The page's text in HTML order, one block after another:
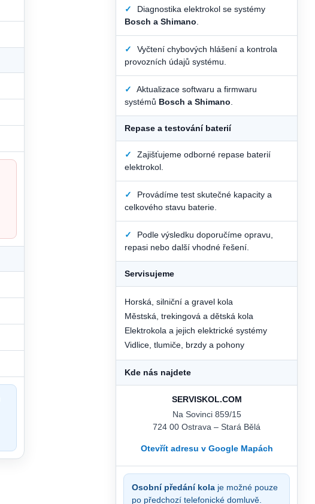
✓
Diagnostika elektrokol se systémy
Bosch a Shimano
✓
Vyčtení chybových hlášení a kontrola
provozních údajů systému.
✓
Aktualizace softwaru a firmwaru
systémů Bosch a Shimano
Repase a testování baterií
✓
Zajišťujeme odborné repase baterií
elektrokol.
✓
Provádíme test skutečné kapacity a
celkového stavu baterie.
✓
Podle výsledku doporučíme opravu,
repasi nebo další vhodné řešení.
Servisujeme
Horská, silniční a gravel kola
Městská, trekingová a dětská kola
Elektrokola a jejich elektrické systémy
Vidlice, tlumiče, brzdy a pohony
Kde nás najdete
SERVISKOL.COM
Na Sovinci 859/15
724 00 Ostrava – Stará Bělá
Otevřít adresu v Google Mapách
Osobní předání kola je možné pouze
po předchozí telefonické domluvě.